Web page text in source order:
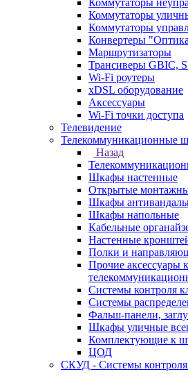
Коммутаторы
Коммутаторы
Коммутаторы
Конвертеры
Маршрутизаторы
Трансиверы GBIC,
Wi-Fi роутеры
xDSL оборудование
Аксессуары
Wi-Fi точки доступа
Телевидение
Телекоммуникационные
Назад
Шкафы настенные
Открытые
Шкафы
Шкафы напольные
Кабельные
Настенные
Полки и
Прочие аксессуары к
Системы контроля
Системы
Фальш-панели,
Шкафы уличные
Комплектующие к
ЦОД
СКУД - Системы контроля